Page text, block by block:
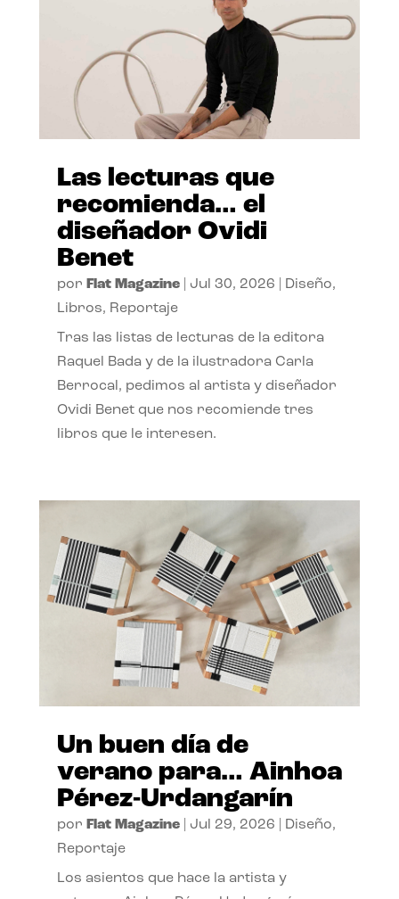
Las lecturas que
recomienda… el
diseñador Ovidi
Benet
por Flat Magazine| Jul 30, 2026 Diseño,
Libros, Reportaje
Tras las listas de lecturas de la editora
Raquel Bada y de la ilustradora Carla
Berrocal, pedimos al artista y diseñador
Ovidi Benet que nos recomiende tres
libros que le interesen.
Un buen día de
verano para… Ainhoa
Pérez-Urdangarín
por Flat Magazine| Jul 29, 2026 Diseño,
Reportaje
Los asientos que hace la artista y